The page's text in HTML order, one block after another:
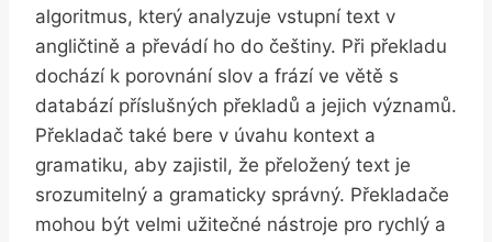
algoritmus, který analyzuje vstupní text v
angličtině a převádí ho do češtiny. Při překladu
dochází k porovnání slov a frází ve větě s
databází příslušných překladů a jejich významů.
Překladač také bere v úvahu kontext a
gramatiku, aby zajistil, že přeložený text je
srozumitelný a gramaticky správný. Překladače
mohou být velmi užitečné nástroje pro rychlý a